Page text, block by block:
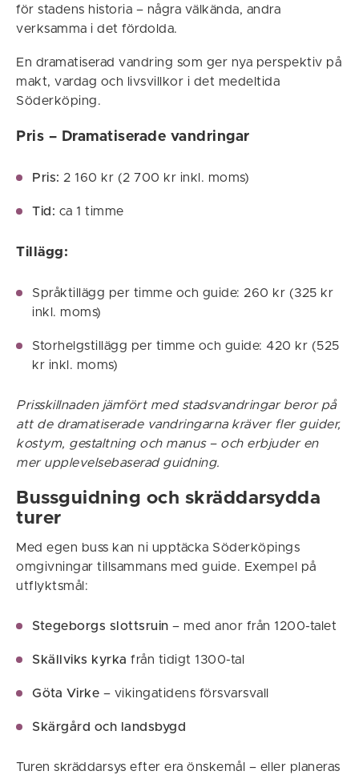
för stadens historia – några välkända, andra
verksamma i det fördolda.
En dramatiserad vandring som ger nya perspektiv på
makt, vardag och livsvillkor i det medeltida
Söderköping.
Pris – Dramatiserade vandringar
Pris: 2 160 kr (2 700 kr inkl. moms)
Tid: ca 1 timme
Tillägg:
Språktillägg per timme och guide: 260 kr (325 kr
inkl. moms)
Storhelgstillägg per timme och guide: 420 kr (525
kr inkl. moms)
Prisskillnaden jämfört med stadsvandringar beror på
att de dramatiserade vandringarna kräver fler guider,
kostym, gestaltning och manus – och erbjuder en
mer upplevelsebaserad guidning.
Bussguidning och skräddarsydda
turer
Med egen buss kan ni upptäcka Söderköpings
omgivningar tillsammans med guide. Exempel på
utflyktsmål:
Stegeborgs slottsruin – med anor från 1200-talet
Skällviks kyrka från tidigt 1300-tal
Göta Virke – vikingatidens försvarsvall
Skärgård och landsbygd
Turen skräddarsys efter era önskemål – eller planeras